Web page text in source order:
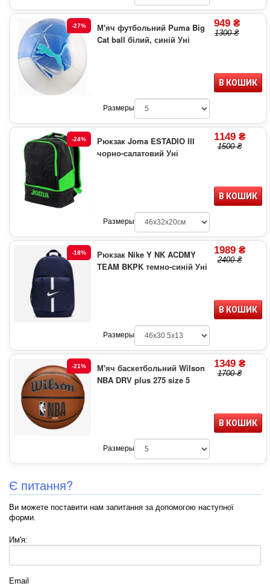
-27%
М'яч футбольний Puma Big
Cat ball білий, синій Уні
949 ₴
1300 ₴
В КОШИК
Размеры
-24%
Рюкзак Joma ESTADIO III
чорно-салатовий Уні
1149 ₴
1500 ₴
В КОШИК
Размеры
-18%
Рюкзак Nike Y NK ACDMY
TEAM BKPK темно-синій Уні
1989 ₴
2400 ₴
В КОШИК
Размеры
-21%
М'яч баскетбольний Wilson
NBA DRV plus 275 size 5
1349 ₴
1700 ₴
В КОШИК
Размеры
Є питання?
Ви можете поставити нам запитання за допомогою наступної
форми.
Им'я:
Email